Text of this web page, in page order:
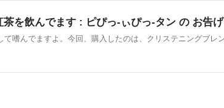
を飲んでます : ピぴっ-ぃぴっ-タン の お告げ